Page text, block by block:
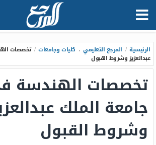
الرئيسية / المرجع التعليمي ، كليات وجامعات / تخصصات
عبدالعزيز وشروط القبول
تخصصات الهندسة
جامعة الملك
وشروط القبول